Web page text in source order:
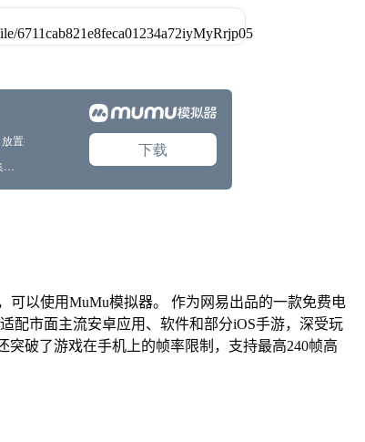
可以使用MuMu模拟器。 作为网易出品的一款免费电
配市面主流安卓应用、软件和部分iOS手游，深受玩
破了游戏在手机上的帧率限制，支持最高240帧高